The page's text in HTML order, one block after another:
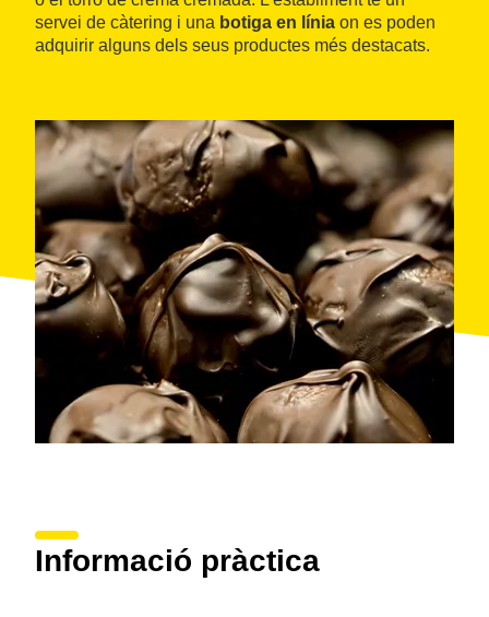
servei de càtering i una botiga en línia on es poden
adquirir alguns dels seus productes més destacats.
Informació pràctica